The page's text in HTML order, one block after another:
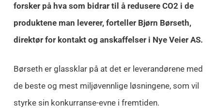
forsker på hva som bidrar til å redusere CO2 i de
produktene man leverer, forteller Bjørn Børseth,
direktør for kontakt og anskaffelser i Nye Veier AS.
Børseth er glassklar på at det er leverandørene med
de beste og mest miljøvennlige løsningene, som vil
styrke sin konkurranse-evne i fremtiden.